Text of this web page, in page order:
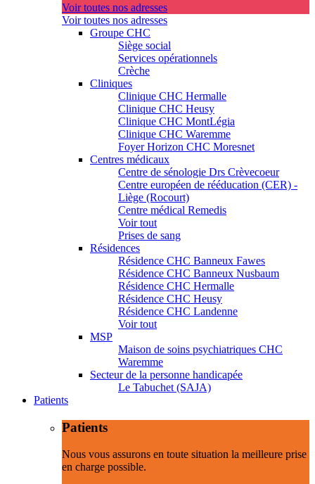
Voir toutes nos adresses
Voir toutes nos adresses
Groupe CHC
Siège social
Services opérationnels
Crèche
Cliniques
Clinique CHC Hermalle
Clinique CHC Heusy
Clinique CHC MontLégia
Clinique CHC Waremme
Foyer Horizon CHC Moresnet
Centres médicaux
Centre de sénologie Drs Crèvecoeur
Centre européen de rééducation (CER) -
Liège (Rocourt)
Centre médical Remedis
Voir tout
Prises de sang
Résidences
Résidence CHC Banneux Fawes
Résidence CHC Banneux Nusbaum
Résidence CHC Hermalle
Résidence CHC Heusy
Résidence CHC Landenne
Voir tout
MSP
Maison de soins psychiatriques CHC
Waremme
Secteur de la personne handicapée
Le Tabuchet (SAJA)
Patients
Patients
Nous vous assurons en toute situation la meilleure prise
en charge possible.